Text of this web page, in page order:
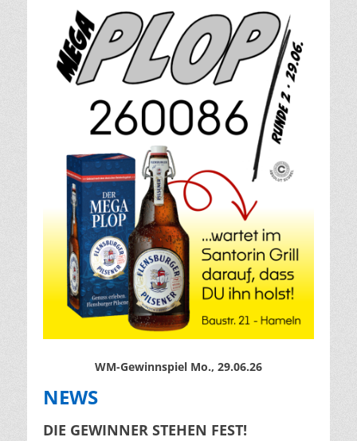
WM-Gewinnspiel Mo., 29.06.26
NEWS
DIE GEWINNER STEHEN FEST!